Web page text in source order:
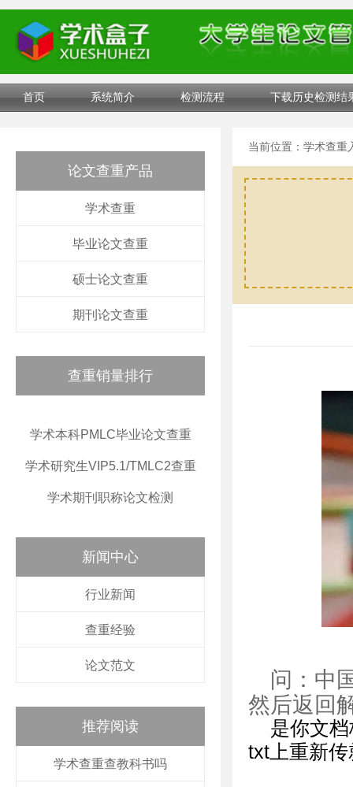
首页 系统简介 检测流程 下载历史检测结
论文查重产品
学术查重
毕业论文查重
硕士论文查重
期刊论文查重
查重销量排行
学术本科PMLC毕业论文查重
学术研究生VIP5.1/TMLC2查重
学术期刊职称论文检测
新闻中心
行业新闻
查重经验
论文范文
推荐阅读
学术查重查教科书吗
当前位置： 学术查重
问：中
然后返回
是你文
txt上重新